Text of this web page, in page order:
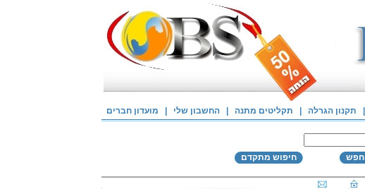
תקנון הגרלה תקליטים מתנה החשבון שלי מועדון חברים
חפש חיפוש מתקדם